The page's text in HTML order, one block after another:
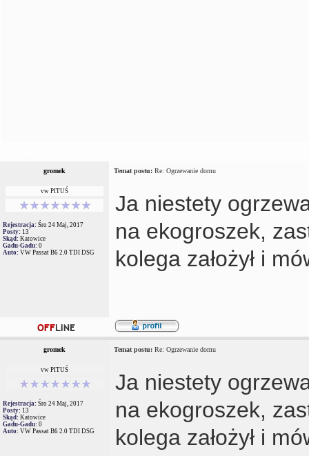
gromek Temat postu: Re: Ogrzewanie domu
vw PITUŚ
Rejestracja: Śro 24 Maj, 2017
Posty: 13
Skąd: Katowice
Gadu-Gadu: 0
Auto: VW Passat B6 2.0 TDI DSG
Ja niestety
na ekogroszek,
kolega założył i
gromek Temat postu: Re: Ogrzewanie domu
vw PITUŚ
Rejestracja: Śro 24 Maj, 2017
Posty: 13
Skąd: Katowice
Gadu-Gadu: 0
Auto: VW Passat B6 2.0 TDI DSG
Ja niestety
na ekogroszek,
kolega założył i